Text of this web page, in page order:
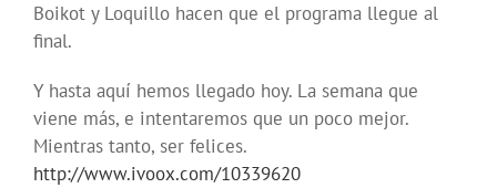
Boikot y Loquillo hacen que el programa llegue al
final.
Y hasta aquí hemos llegado hoy. La semana que
viene más, e intentaremos que un poco mejor.
Mientras tanto, ser felices.
http://www.ivoox.com/10339620